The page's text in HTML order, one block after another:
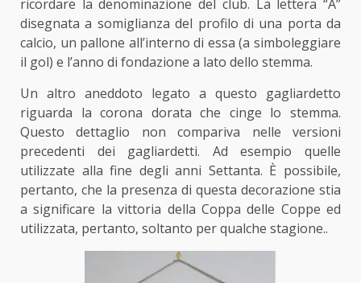
ricordare la denominazione del club. La lettera “A”
disegnata a somiglianza del profilo di una porta da
calcio, un pallone all’interno di essa (a simboleggiare
il gol) e l’anno di fondazione a lato dello stemma.
Un altro aneddoto legato a questo gagliardetto
riguarda la corona dorata che cinge lo stemma.
Questo dettaglio non compariva nelle versioni
precedenti dei gagliardetti. Ad esempio quelle
utilizzate alla fine degli anni Settanta. È possibile,
pertanto, che la presenza di questa decorazione stia
a significare la vittoria della Coppa delle Coppe ed
utilizzata, pertanto, soltanto per qualche stagione..